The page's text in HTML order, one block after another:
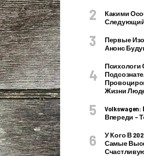
Какими
Следующий
Первые
Анонс
Психологи
Жизни
Впереди –
У Кого В
Самые